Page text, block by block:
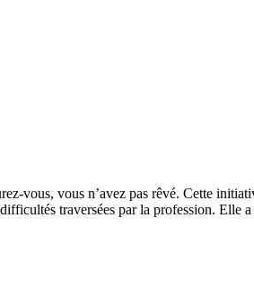
vous, vous n’avez pas rêvé. Cette
traversées par la profession. Elle